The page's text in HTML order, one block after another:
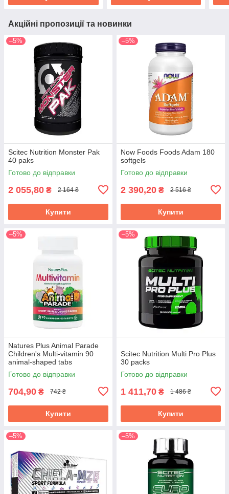
Акційні пропозиції та новинки
–5%
Scitec Nutrition Monster Pak
40 paks
Готово до відправки
2 055,80 ₴ 2 164 ₴
Купити
–5%
Now Foods Foods Adam 180
softgels
Готово до відправки
2 390,20 ₴ 2 516 ₴
Купити
–5%
Natures Plus Animal Parade
Children's Multi-vitamin 90
animal-shaped tabs
Готово до відправки
704,90 ₴ 742 ₴
Купити
–5%
Scitec Nutrition Multi Pro Plus
30 packs
Готово до відправки
1 411,70 ₴ 1 486 ₴
Купити
–5% –5%